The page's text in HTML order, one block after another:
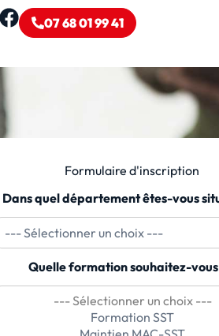
07 68 01 99 41
Formulaire d'inscription
Dans quel département êtes-vous
Quelle formation souhaitez-vous